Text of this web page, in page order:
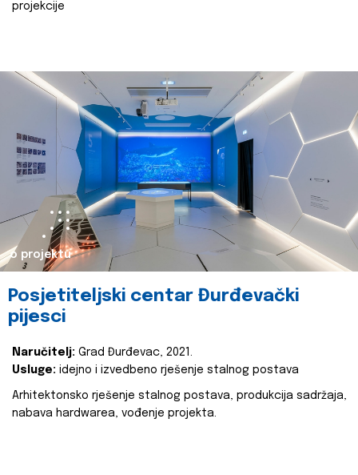
projekcije
o projektu
Posjetiteljski centar Đurđevački
pijesci
Naručitelj: Grad Đurđevac, 2021.
Usluge: idejno i izvedbeno rješenje stalnog postava
Arhitektonsko rješenje stalnog postava, produkcija sadržaja,
nabava hardwarea, vođenje projekta.